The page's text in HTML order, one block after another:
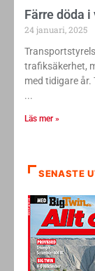
Färre döda
24 januari, 2025
trafiksäkerhet,
med tidigare
Läs mer »
SENASTE